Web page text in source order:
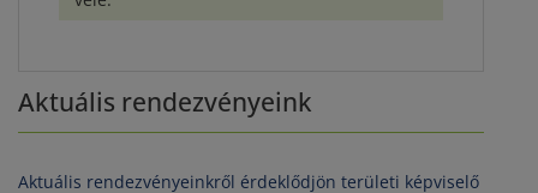
Aktuális rendezvényeink
Aktuális rendezvényeinkről érdeklődjön területi képviselő